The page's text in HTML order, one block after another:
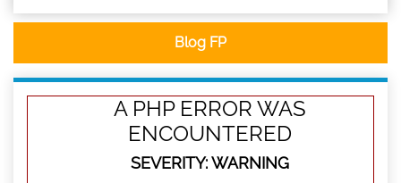
Blog FP
A PHP ERROR WAS
ENCOUNTERED
SEVERITY: WARNING